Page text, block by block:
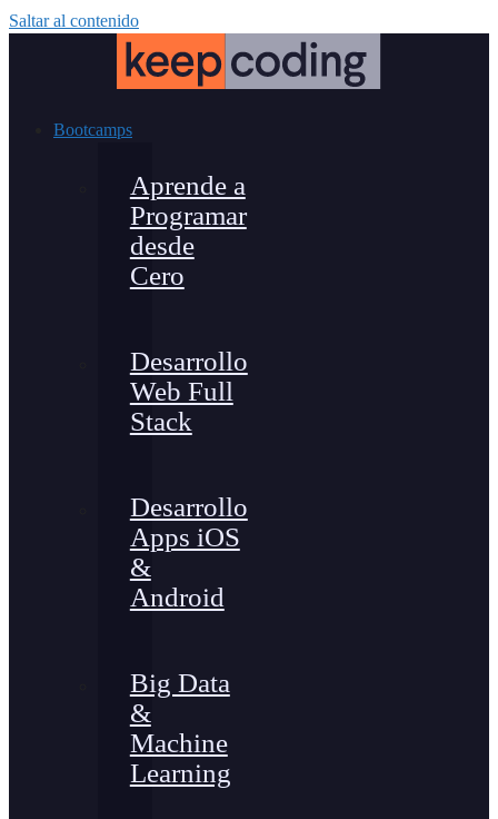
Saltar al contenido
Bootcamps
Aprende a
Programar
desde
Cero
Desarrollo
Web Full
Stack
Desarrollo
Apps iOS
&
Android
Big Data
&
Machine
Learning